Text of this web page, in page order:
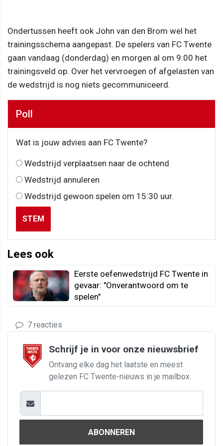
Ondertussen heeft ook John van den Brom wel het
trainingsschema aangepast. De spelers van FC Twente
gaan vandaag (donderdag) en morgen al om 9:00 het
trainingsveld op. Over het vervroegen of afgelasten van
de wedstrijd is nog niets gecommuniceerd.
Poll
Wat is jouw advies aan FC Twente?
Wedstrijd verplaatsen naar de ochtend
Wedstrijd annuleren
Wedstrijd gewoon spelen om 15:30 uur.
STEM
Lees ook
Eerste oefenwedstrijd FC Twente in
gevaar: "Onverantwoord om te
spelen"
7 reacties
Schrijf je in voor onze nieuwsbrief
Ontvang elke dag het laatste en meest
gelezen FC Twente-nieuws in je mailbox.
ABONNEREN